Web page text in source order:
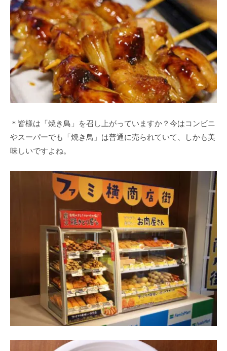
＊皆様は「焼き鳥」を召し上がっていますか？今はコンビニ
やスーパーでも「焼き鳥」は普通に売られていて、しかも美
味しいですよね。